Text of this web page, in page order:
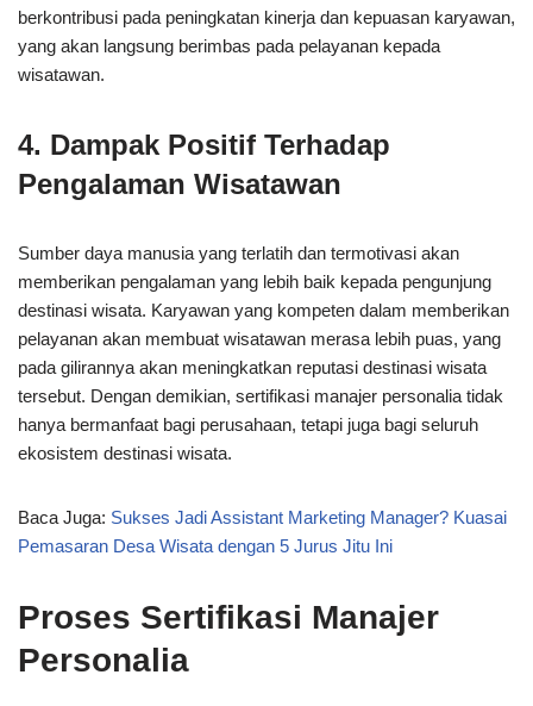
berkontribusi pada peningkatan kinerja dan kepuasan karyawan,
yang akan langsung berimbas pada pelayanan kepada
wisatawan.
4. Dampak Positif Terhadap
Pengalaman Wisatawan
Sumber daya manusia yang terlatih dan termotivasi akan
memberikan pengalaman yang lebih baik kepada pengunjung
destinasi wisata. Karyawan yang kompeten dalam memberikan
pelayanan akan membuat wisatawan merasa lebih puas, yang
pada gilirannya akan meningkatkan reputasi destinasi wisata
tersebut. Dengan demikian, sertifikasi manajer personalia tidak
hanya bermanfaat bagi perusahaan, tetapi juga bagi seluruh
ekosistem destinasi wisata.
Baca Juga: Sukses Jadi Assistant Marketing Manager? Kuasai
Pemasaran Desa Wisata dengan 5 Jurus Jitu Ini
Proses Sertifikasi Manajer
Personalia